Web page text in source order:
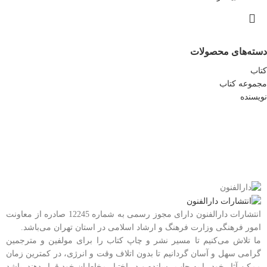
دسته‌های محصولات
کتاب
مجموعه کتاب
نویسنده
انتشارات دارالفنون دارای مجوز رسمی به شماره 12245 صادره از معاونت
امور فرهنگی وزارت فرهنگ و ارشاد اسلامی در استان تهران می‌باشد.
ما تلاش می‌کنیم تا مسیر نشر و چاپ کتاب را برای مولفین و مترجمین
گرامی سهل و آسان گردانیم تا بدون اتلاف وقت و انرژی، در کمترین زمان